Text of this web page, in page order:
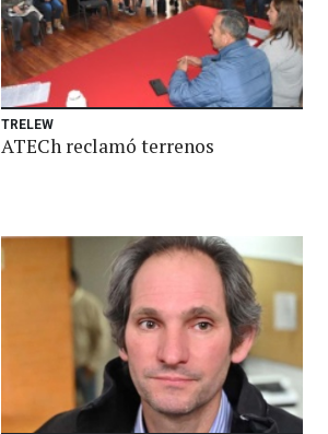
TRELEW
ATECh reclamó terrenos